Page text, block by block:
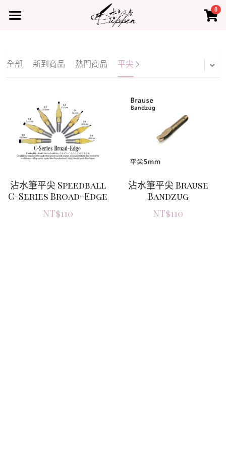
0
產品
聯絡我們
登錄
全部 新到商品 熱門商品 平尖
沾水筆平尖 Speedball
C-Series Broad-Edge
NT$110
沾水筆平尖 Brause
Bandzug
NT$110
×
商品分類
熱門商品
×
部落格分類
最新課程
水占小教室